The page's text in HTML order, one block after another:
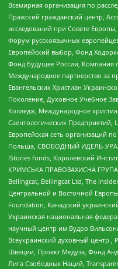
Всемирная организация по
Пражский гражданский центр,
исследований при Совете
Форум русскоязычных
Европейский выбор, Фонд
Фонд Будущее России, Компания
Международное партнерство за
Евангельских Христиан
Поколение, Духовное Учебное
Колледж, Международное
Саентологических Предприятий,
Европейская сеть организаций
Польша, СВОБОДНЫЙ ИДЕЛЬ-
IStories fonds, Королевский
КРИМСЬКА ПРАВОЗАХИСНА
Bellingcat, Bellingcat Ltd, The
Центральной и Восточной
Foundation, Канадский
Украинская национальная
научный центр им Вудро
Всеукраинский духовный центр ,
Швеции, Проект Медуза, Фонд
Лига Свободных Наций,